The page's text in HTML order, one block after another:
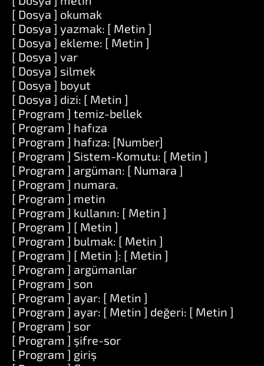
[ Dosya ] okumak
[ Dosya ] yazmak: [ Metin ]
[ Dosya ] ekleme: [ Metin ]
[ Dosya ] var
[ Dosya ] silmek
[ Dosya ] boyut
[ Dosya ] dizi: [ Metin ]
[ Program ] temiz-bellek
[ Program ] hafıza
[ Program ] hafıza: [Number]
[ Program ] Sistem-Komutu: [ Metin ]
[ Program ] argüman: [ Numara ]
[ Program ] numara.
[ Program ] metin
[ Program ] kullanın: [ Metin ]
[ Program ] [ Metin ]
[ Program ] bulmak: [ Metin ]
[ Program ] [ Metin ]: [ Metin ]
[ Program ] argümanlar
[ Program ] son
[ Program ] ayar: [ Metin ]
[ Program ] ayar: [ Metin ] değeri: [ Metin ]
[ Program ] sor
[ Program ] şifre-sor
[ Program ] giriş